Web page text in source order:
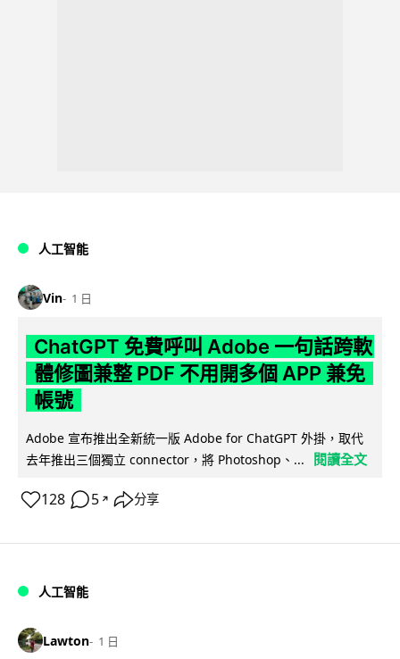
人工智能
Vin 1 日
ChatGPT 免費呼叫 Adobe 一句話跨軟
體修圖兼整 PDF 不用開多個 APP 兼免
帳號
Adobe 宣布推出全新統一版 Adobe for ChatGPT 外掛，取代
去年推出三個獨立 connector，將 Photoshop、...
閱讀全文
128 5 ↗ 分享
人工智能
Lawton 1 日